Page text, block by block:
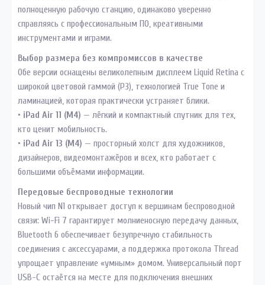
полноценную рабочую станцию, одинаково уверенно
справляясь с профессиональным ПО, креативными
инструментами и играми.
Выбор размера без компромиссов в качестве
Обе версии оснащены великолепным дисплеем Liquid Retina с
широкой цветовой гаммой (P3), технологией True Tone и
ламинацией, которая практически устраняет блики.
• iPad Air 11 (M4) — лёгкий и компактный спутник для тех,
кто ценит мобильность.
• iPad Air 13 (M4) — просторный холст для художников,
дизайнеров, видеомонтажёров и всех, кто работает с
большими объёмами информации.
Передовые беспроводные технологии
Новый чип N1 открывает доступ к вершинам беспроводной
связи: Wi-Fi 7 гарантирует молниеносную передачу данных,
Bluetooth 6 обеспечивает безупречную стабильность
соединения с аксессуарами, а поддержка протокола Thread
упрощает управление «умным» домом. Универсальный порт
USB-C остаётся на месте для подключения внешних